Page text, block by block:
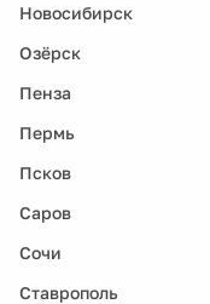
Новосибирск
Озёрск
Пенза
Пермь
Псков
Саров
Сочи
Ставрополь